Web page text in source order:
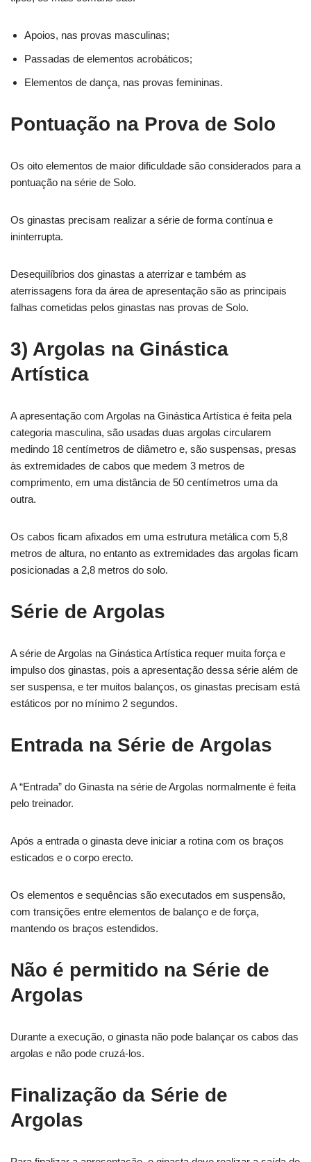
Apoios, nas provas masculinas;
Passadas de elementos acrobáticos;
Elementos de dança, nas provas femininas.
Pontuação na Prova de Solo
Os oito elementos de maior dificuldade são considerados para a
pontuação na série de Solo.
Os ginastas precisam realizar a série de forma contínua e
ininterrupta.
Desequilíbrios dos ginastas a aterrizar e também as
aterrissagens fora da área de apresentação são as principais
falhas cometidas pelos ginastas nas provas de Solo.
3) Argolas na Ginástica
Artística
A apresentação com Argolas na Ginástica Artística é feita pela
categoria masculina, são usadas duas argolas circularem
medindo 18 centímetros de diâmetro e, são suspensas, presas
às extremidades de cabos que medem 3 metros de
comprimento, em uma distância de 50 centímetros uma da
outra.
Os cabos ficam afixados em uma estrutura metálica com 5,8
metros de altura, no entanto as extremidades das argolas ficam
posicionadas a 2,8 metros do solo.
Série de Argolas
A série de Argolas na Ginástica Artística requer muita força e
impulso dos ginastas, pois a apresentação dessa série além de
ser suspensa, e ter muitos balanços, os ginastas precisam está
estáticos por no mínimo 2 segundos.
Entrada na Série de Argolas
A “Entrada” do Ginasta na série de Argolas normalmente é feita
pelo treinador.
Após a entrada o ginasta deve iniciar a rotina com os braços
esticados e o corpo erecto.
Os elementos e sequências são executados em suspensão,
com transições entre elementos de balanço e de força,
mantendo os braços estendidos.
Não é permitido na Série de
Argolas
Durante a execução, o ginasta não pode balançar os cabos das
argolas e não pode cruzá-los.
Finalização da Série de
Argolas